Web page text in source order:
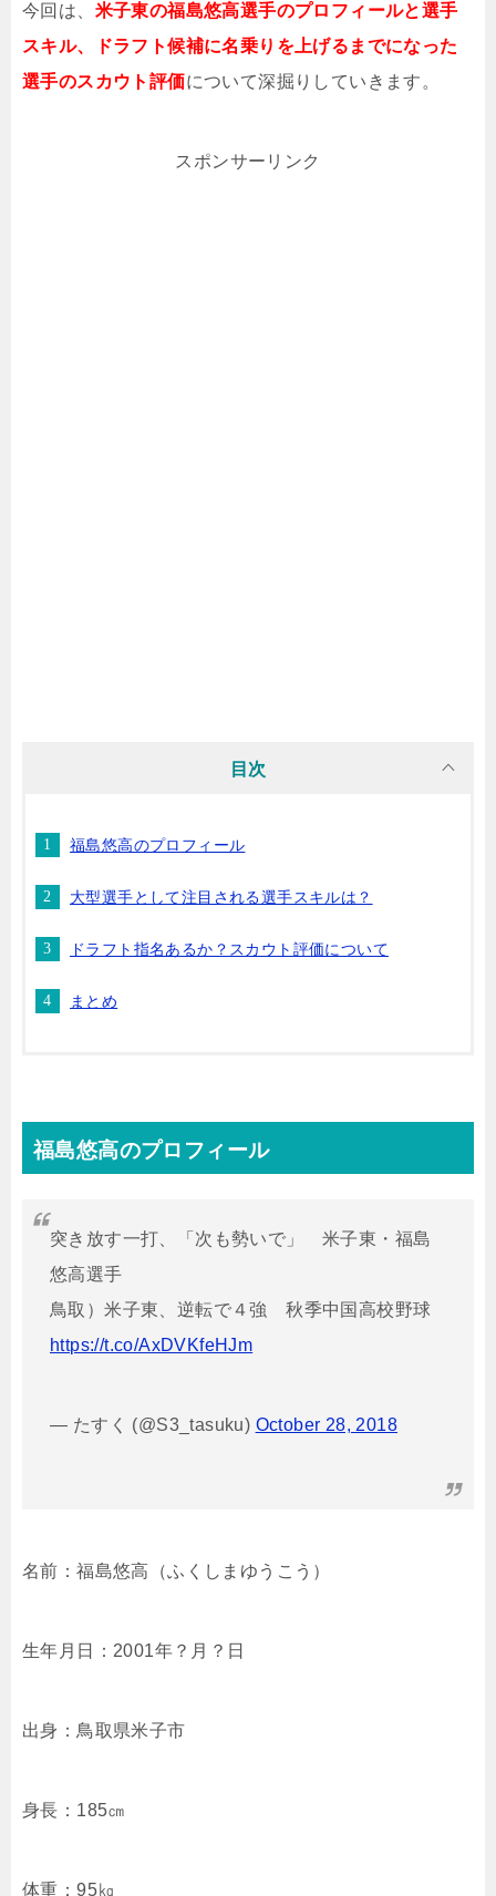
今回は、 米子東の福島悠高選手のプロフィールと選手
スキル、ドラフト候補に名乗りを上げるまでになった
選手のスカウト評価について深掘りしていきます。
スポンサーリンク
目次
福島悠高のプロフィール
大型選手として注目される選手スキルは？
ドラフト指名あるか？スカウト評価について
まとめ
福島悠高のプロフィール
突き放す一打、「次も勢いで」 米子東・福島
悠高選手
鳥取）米子東、逆転で４強 秋季中国高校野球
https://t.co/AxDVKfeHJm
— たすく (@S3_tasuku) October 28, 2018
名前：福島悠高（ふくしまゆうこう）
生年月日：2001年？月？日
出身：鳥取県米子市
身長：185㎝
体重：95㎏